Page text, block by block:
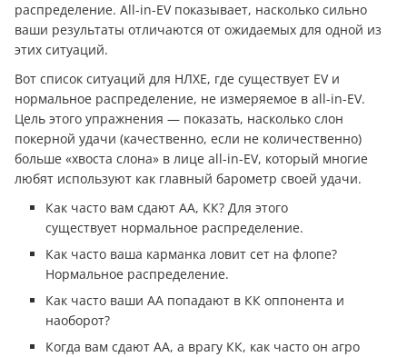
распределение. All-in-EV показывает, насколько сильно
ваши результаты отличаются от ожидаемых для одной из
этих ситуаций.
Вот список ситуаций для НЛХЕ, где существует EV и
нормальное распределение, не измеряемое в all-in-EV.
Цель этого упражнения — показать, насколько слон
покерной удачи (качественно, если не количественно)
больше «хвоста слона» в лице all-in-EV, который многие
любят используют как главный барометр своей удачи.
Как часто вам сдают АА, КК? Для этого
существует нормальное распределение.
Как часто ваша карманка ловит сет на флопе?
Нормальное распределение.
Как часто ваши АА попадают в КК оппонента и
наоборот?
Когда вам сдают АА, а врагу КК, как часто он агро